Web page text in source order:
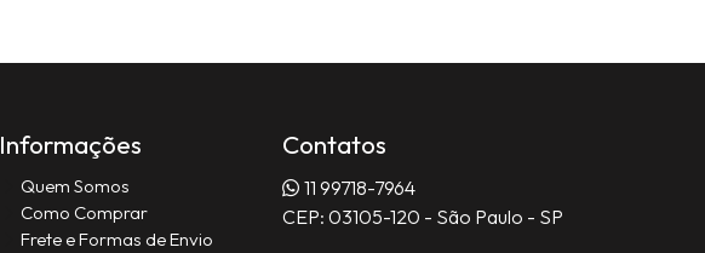
Contatos
11 99718-7964
CEP: 03105-120 - São Paulo - SP
Informações
Quem Somos
Como Comprar
Frete e Formas de Envio